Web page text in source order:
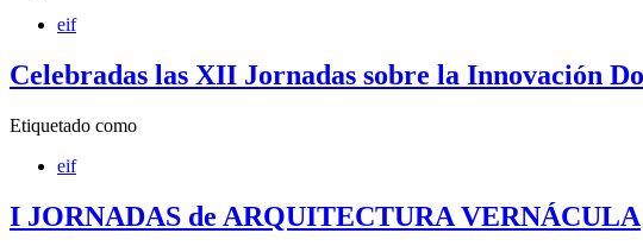
eif
Celebradas las XII Jornadas sobre la Innovación
Etiquetado como
eif
I JORNADAS de ARQUITECTURA VERNÁCULA